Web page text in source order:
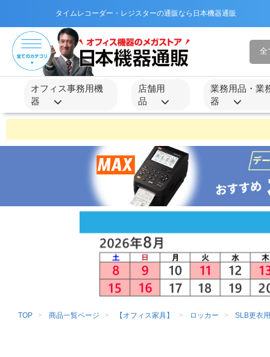
タイムレコーダー・レジスターの通販なら日本機器通販
オフィス事務用機
器
店舗用
品
業務用品・業
器
TOP 商品一覧ページ 【オフィス家具】 ロッカー SLB更衣